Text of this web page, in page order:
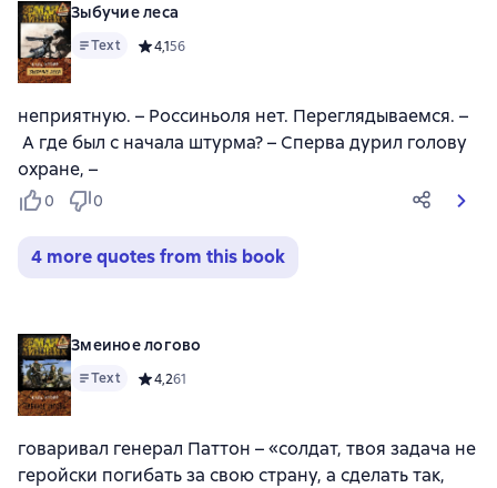
Зыбучие леса
Text Средний рейтинг 4,1 на основе 56 оценок
4,156
неприятную. – Россиньоля нет. Переглядываемся. –
А где был с начала штурма? – Сперва дурил голову
охране, –
0 0
4 more quotes from this book
Змеиное логово
Text Средний рейтинг 4,2 на основе 61 оценок
4,261
говаривал генерал Паттон – «солдат, твоя задача не
геройски погибать за свою страну, а сделать так,